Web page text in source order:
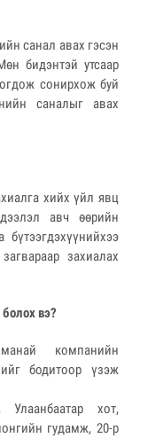
санал авах гэсэн
бидэнтэй утсаар
сонирхож буй
саналыг авах
хийх үйл явц
авч өөрийн
бүтээгдэхүүнийхээ
захиалах
вэ?
компанийн
бодитоор үзэж
хот,
гудамж, 20-р